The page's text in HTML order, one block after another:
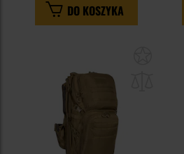
DO KOSZYKA